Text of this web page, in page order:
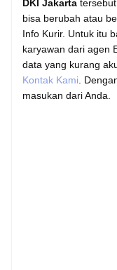
DKI Jakarta
bisa berubah atau
Info Kurir. Untuk itu
karyawan dari agen
data yang kurang
Kontak Kami.
masukan dari Anda.